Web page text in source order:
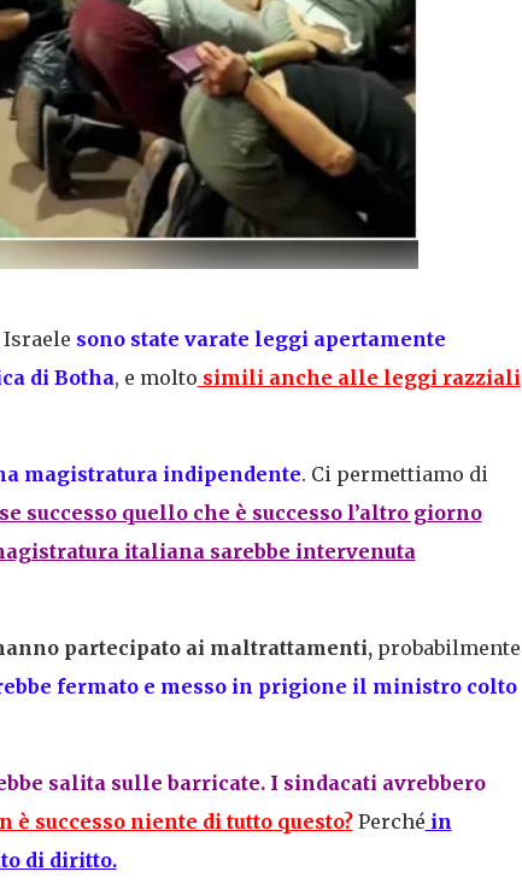
sono state varate leggi apertamente
di Botha, e molto simili anche alle leggi razziali
magistratura indipendente. Ci permettiamo di
successo quello che è successo l’altro giorno
italiana sarebbe intervenuta
partecipato ai maltrattamenti,probabilmente
fermato e messo in prigione il ministro colto
salita sulle barricate. I sindacati avrebbero
è successo niente di tutto questo?Perché in
di diritto.